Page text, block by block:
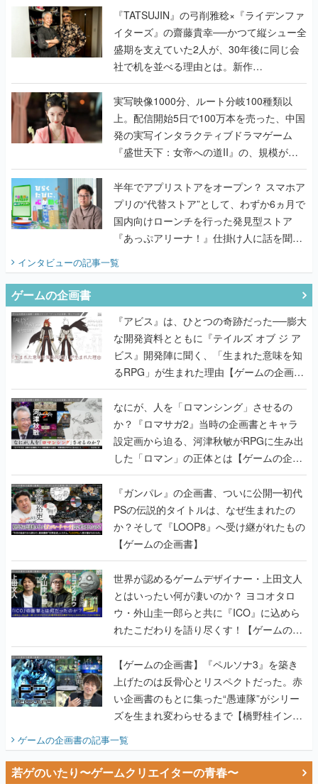
く
『TATSUJIN』の弓削雅稔×『ライデンファ
イターズ』の齋藤貴幸──かつて縦シュー全
盛期を支えていた2人が、30年後に同じ会
社で机を並べる理由とは。新作
『TATSUJIN EXTREME』で初タッグを組
んだレジェンド2人に訊く開発秘話
実写映像1000分、ルート分岐100種類以
上。配信開始5日で100万本を売った、中国
発の実写インタラクティブドラマゲーム
『盛世天下：女帝への道II』の、規模が違
うこだわりをプロデューサーに聞いた
半年でアプリストアをオープン？ スマホア
プリの“代替ストア”として、わずか6ヵ月で
国内向けローンチを行った発見型ストア
『あっぷアリーナ！』仕掛け人に話を聞い
てみた
インタビューの記事一覧
ゲームの企画書
『アビス』は、ひとつの奇跡だった──膨大
な開発資料とともに『テイルズ オブ ジ ア
ビス』開発陣に聞く、「生まれた意味を知
るRPG」が生まれた理由【ゲームの企画
書】
なにが、人を「ロマンシング」させるの
か？『ロマサガ2』当時の企画書とキャラ
設定画から迫る、河津秋敏がRPGに生み出
した「ロマン」の正体とは【ゲームの企画
書】
『ガンパレ』の企画書、ついに公開━初代
PSの伝説的タイトルは、なぜ生まれたの
か？そして『LOOP8』へ受け継がれたもの
【ゲームの企画書】
世界が認めるゲームデザイナー・上田文人
とはいったい何が凄いのか？ ヨコオタロ
ウ・外山圭一郎らと共に『ICO』に込めら
れたこだわりを語り尽くす！【ゲームの企
画書】
【ゲームの企画書】『ペルソナ3』を築き
上げたのは反骨心とリスペクトだった。赤
い企画書のもとに集った“愚連隊”がシリー
ズを生まれ変わらせるまで【橋野桂インタ
ビュー】
ゲームの企画書の記事一覧
若ゲのいたり〜ゲームクリエイターの青春〜